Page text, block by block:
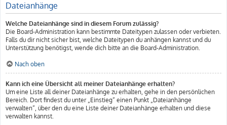
Dateianhänge
Welche Dateianhänge sind in diesem Forum zulässig?
Die Board-Administration kann bestimmte Dateitypen zulassen oder verbieten.
Falls du dir nicht sicher bist, welche Dateitypen du anhängen kannst und du
Unterstützung benötigst, wende dich bitte an die Board-Administration.
Nach oben
Kann ich eine Übersicht all meiner Dateianhänge erhalten?
Um eine Liste all deiner Dateianhänge zu erhalten, gehe in den persönlichen
Bereich. Dort findest du unter „Einstieg“ einen Punkt „Dateianhänge
verwalten“, über den du eine Liste deiner Dateianhänge erhalten und diese
verwalten kannst.